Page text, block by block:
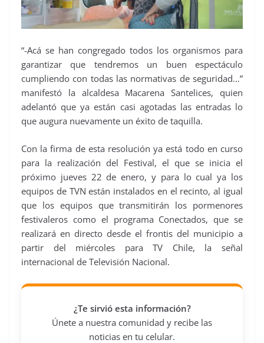
“-Acá se han congregado todos los organismos para
garantizar que tendremos un buen espectáculo
cumpliendo con todas las normativas de seguridad…”
manifestó la alcaldesa Macarena Santelices, quien
adelantó que ya están casi agotadas las entradas lo
que augura nuevamente un éxito de taquilla.
Con la firma de esta resolución ya está todo en curso
para la realización del Festival, el que se inicia el
próximo jueves 22 de enero, y para lo cual ya los
equipos de TVN están instalados en el recinto, al igual
que los equipos que transmitirán los pormenores
festivaleros como el programa Conectados, que se
realizará en directo desde el frontis del municipio a
partir del miércoles para TV Chile, la señal
internacional de Televisión Nacional.
¿Te sirvió esta información?
Únete a nuestra comunidad y recibe las
noticias en tu celular.